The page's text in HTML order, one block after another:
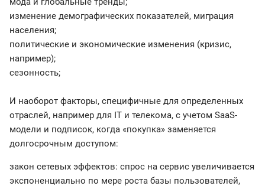
изменение демографических показателей, миграция
населения;
политические и экономические изменения (кризис,
например);
сезонность;
И наоборот факторы, специфичные для определенных
отраслей, например для IT и телекома, с учетом SaaS-
модели и подписок, когда «покупка» заменяется
долгосрочным доступом:
закон сетевых эффектов: спрос на сервис увеличивается
экспоненциально по мере роста базы пользователей,